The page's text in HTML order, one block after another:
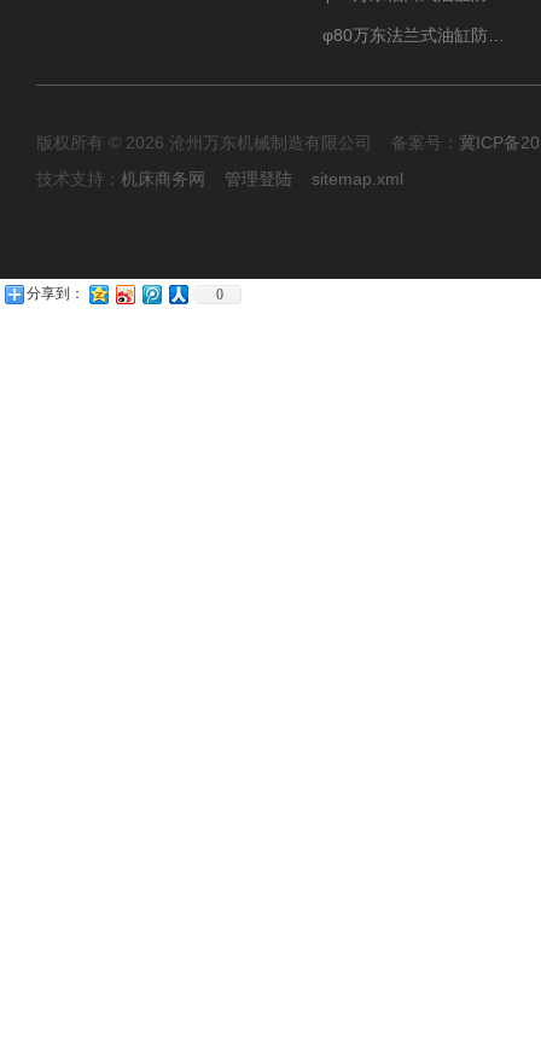
版权所有 © 2026 沧州万东机械制造有限公司 备案号： 冀ICP备
技术支持： 机床商务网 管理登陆 sitemap.xml
分享到： 0